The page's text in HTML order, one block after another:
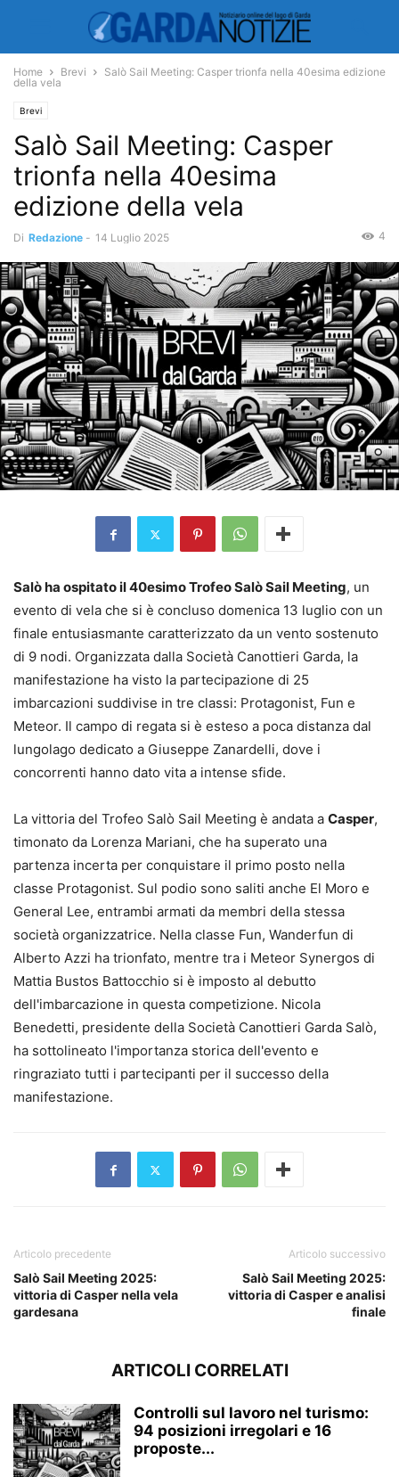
Home Brevi
Salò Sail Meeting: Casper trionfa nella 40esima edizione
della vela
Brevi
Salò Sail Meeting: Casper
trionfa nella 40esima
edizione della vela
Di Redazione - 14 Luglio 2025 4
Salò ha ospitato il 40esimo Trofeo Salò Sail Meeting, un
evento di vela che si è concluso domenica 13 luglio con un
finale entusiasmante caratterizzato da un vento sostenuto
di 9 nodi. Organizzata dalla Società Canottieri Garda, la
manifestazione ha visto la partecipazione di 25
imbarcazioni suddivise in tre classi: Protagonist, Fun e
Meteor. Il campo di regata si è esteso a poca distanza dal
lungolago dedicato a Giuseppe Zanardelli, dove i
concorrenti hanno dato vita a intense sfide.
La vittoria del Trofeo Salò Sail Meeting è andata a Casper,
timonato da Lorenza Mariani, che ha superato una
partenza incerta per conquistare il primo posto nella
classe Protagonist. Sul podio sono saliti anche El Moro e
General Lee, entrambi armati da membri della stessa
società organizzatrice. Nella classe Fun, Wanderfun di
Alberto Azzi ha trionfato, mentre tra i Meteor Synergos di
Mattia Bustos Battocchio si è imposto al debutto
dell'imbarcazione in questa competizione. Nicola
Benedetti, presidente della Società Canottieri Garda Salò,
ha sottolineato l'importanza storica dell'evento e
ringraziato tutti i partecipanti per il successo della
manifestazione.
Articolo precedente
Salò Sail Meeting 2025:
vittoria di Casper nella vela
gardesana
Articolo successivo
Salò Sail Meeting 2025:
vittoria di Casper e analisi
finale
ARTICOLI CORRELATI
Controlli sul lavoro nel turismo:
94 posizioni irregolari e 16
proposte...